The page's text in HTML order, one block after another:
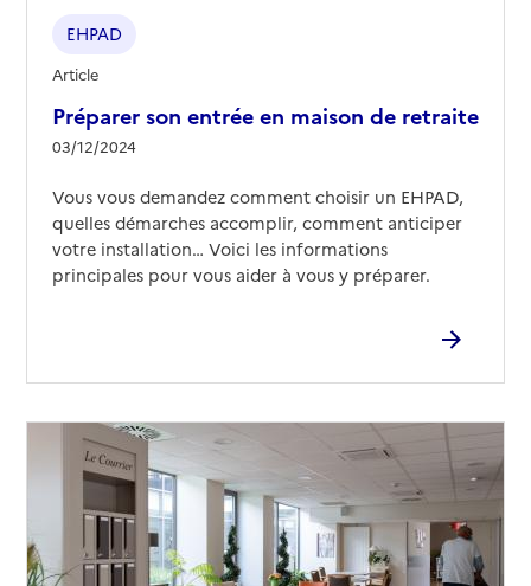
Préparer son entrée en maison de retraite
03/12/2024
EHPAD
Article
Vous vous demandez comment choisir un EHPAD,
quelles démarches accomplir, comment anticiper
votre installation… Voici les informations
principales pour vous aider à vous y préparer.